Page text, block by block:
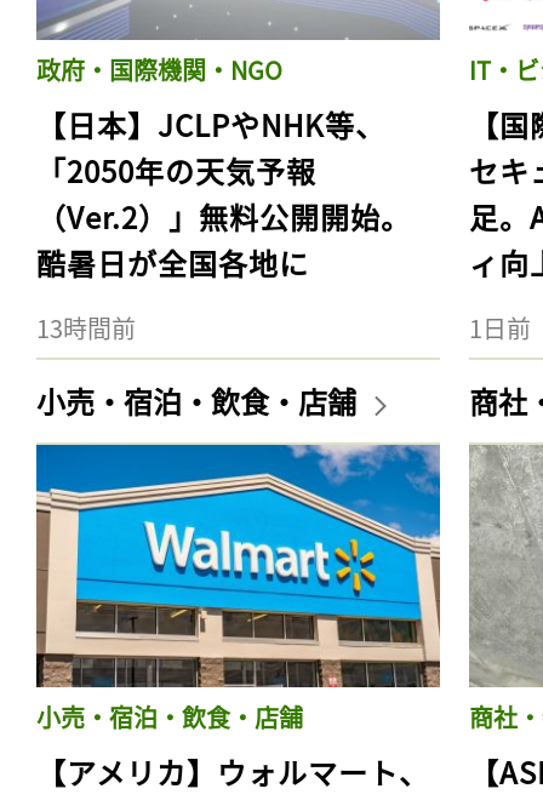
政府・国際機関・NGO
【日本】JCLPやNHK等、
「2050年の天気予報
（Ver.2）」無料公開開始。
酷暑日が全国各地に
13時間前
IT・
【
セキ
足。
ィ向
1日前
小売・宿泊・飲食・店舗
小売・宿泊・飲食・店舗
【アメリカ】ウォルマート、
商社
商社
【